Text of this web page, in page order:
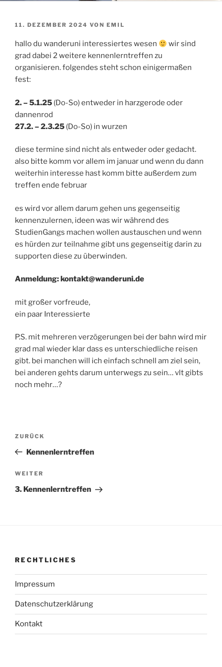
VERÖFFENTLICHT
11. DEZEMBER 2024 VON EMIL
hallo du wanderuni interessiertes wesen
wir sind
grad dabei 2 weitere kennenlerntreffen zu
organisieren. folgendes steht schon einigermaßen
fest:
2. – 5.1.25 (Do-So) entweder in harzgerode oder
dannenrod
27.2. – 2.3.25 (Do-So) in wurzen
diese termine sind nicht als entweder oder gedacht.
also bitte komm vor allem im januar und wenn du dann
weiterhin interesse hast komm bitte außerdem zum
treffen ende februar
es wird vor allem darum gehen uns gegenseitig
kennenzulernen, ideen was wir während des
StudienGangs machen wollen austauschen und wenn
es hürden zur teilnahme gibt uns gegenseitig darin zu
supporten diese zu überwinden.
Anmeldung: kontakt@wanderuni.de
mit großer vorfreude,
ein paar Interessierte
P.S. mit mehreren verzögerungen bei der bahn wird mir
grad mal wieder klar dass es unterschiedliche reisen
gibt. bei manchen will ich einfach schnell am ziel sein,
bei anderen gehts darum unterwegs zu sein… vlt gibts
noch mehr…?
Beitragsnavigation
Vorheriger
Beitrag
ZURÜCK
Kennenlerntreffen
Nächster
Beitrag
WEITER
3. Kennenlerntreffen
RECHTLICHES
Impressum
Datenschutzerklärung
Kontakt